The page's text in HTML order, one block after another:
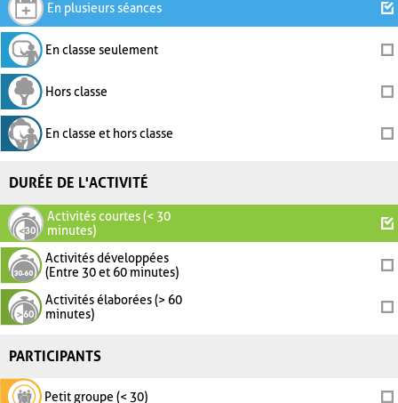
En plusieurs séances
En classe seulement
Hors classe
En classe et hors classe
DURÉE DE L'ACTIVITÉ
Activités courtes (< 30
minutes)
Activités développées
(Entre 30 et 60 minutes)
Activités élaborées (> 60
minutes)
PARTICIPANTS
Petit groupe (< 30)